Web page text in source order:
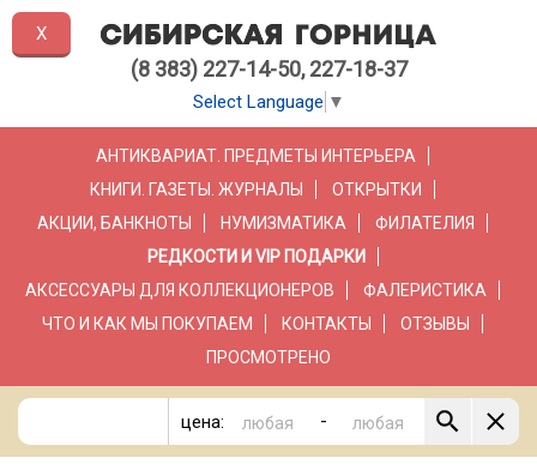
(8 383) 227-14-50, 227-18-37
Select Language ▼
АНТИКВАРИАТ. ПРЕДМЕТЫ ИНТЕРЬЕРА
КНИГИ. ГАЗЕТЫ. ЖУРНАЛЫ
ОТКРЫТКИ
АКЦИИ, БАНКНОТЫ
НУМИЗМАТИКА
ФИЛАТЕЛИЯ
РЕДКОСТИ И VIP ПОДАРКИ
АКСЕССУАРЫ ДЛЯ КОЛЛЕКЦИОНЕРОВ
ФАЛЕРИСТИКА
ЧТО И КАК МЫ ПОКУПАЕМ
КОНТАКТЫ
ОТЗЫВЫ
ПРОСМОТРЕНО
цена: -
X